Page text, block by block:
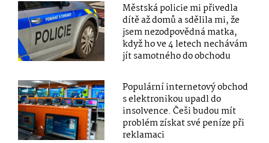
Městská policie mi přivedla
dítě až domů a sdělila mi, že
jsem nezodpovědná matka,
když ho ve 4 letech nechávám
jít samotného do obchodu
Populární internetový obchod
s elektronikou upadl do
insolvence. Češi budou mít
problém získat své peníze při
reklamaci